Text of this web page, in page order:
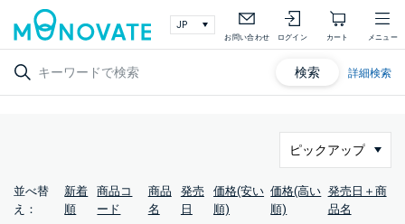
お問い合わせ ログイン カート メニュー
検索 詳細検索
並べ替
え：
新着
順
商品コ
ード
商品
名
発売
日
価格(安い
順)
価格(高い
順)
発売日＋商
品名